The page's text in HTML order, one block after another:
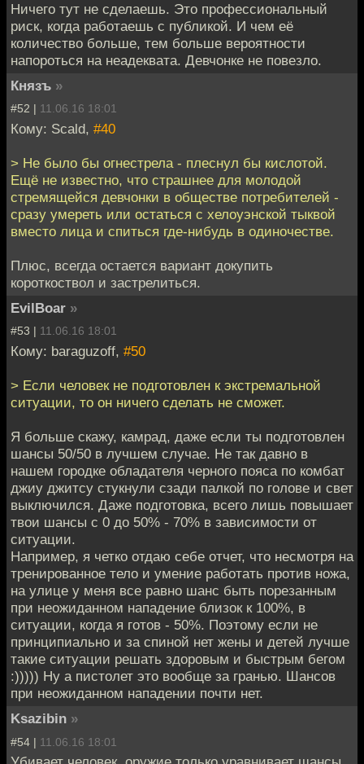
Ничего тут не сделаешь. Это профессиональный
риск, когда работаешь с публикой. И чем её
количество больше, тем больше вероятности
напороться на неадеквата. Девчонке не повезло.
Князъ »
#52 | 11.06.16 18:01
Кому: Scald, #40
> Не было бы огнестрела - плеснул бы кислотой.
Ещё не известно, что страшнее для молодой
стремящейся девчонки в обществе потребителей -
сразу умереть или остаться с хелоуэнской тыквой
вместо лица и спиться где-нибудь в одиночестве.
Плюс, всегда остается вариант докупить
короткоствол и застрелиться.
EvilBoar »
#53 | 11.06.16 18:01
Кому: baraguzoff, #50
> Если человек не подготовлен к экстремальной
ситуации, то он ничего сделать не сможет.
Я больше скажу, камрад, даже если ты подготовлен
шансы 50/50 в лучшем случае. Не так давно в
нашем городке обладателя черного пояса по комбат
джиу джитсу стукнули сзади палкой по голове и свет
выключился. Даже подготовка, всего лишь повышает
твои шансы с 0 до 50% - 70% в зависимости от
ситуации.
Например, я четко отдаю себе отчет, что несмотря на
тренированное тело и умение работать против ножа,
на улице у меня все равно шанс быть порезанным
при неожиданном нападение близок к 100%, в
ситуации, когда я готов - 50%. Поэтому если не
принципиально и за спиной нет жены и детей лучше
такие ситуации решать здоровым и быстрым бегом
:))))) Ну а пистолет это вообще за гранью. Шансов
при неожиданном нападении почти нет.
Ksazibin »
#54 | 11.06.16 18:01